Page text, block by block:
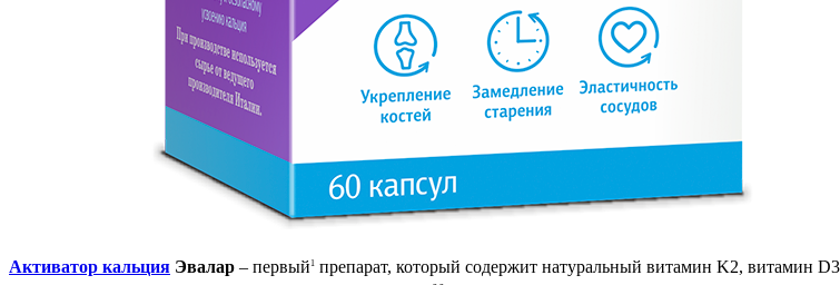
Активатор кальция Эвалар – первый 1
препарат, который содержит натуральный витамин K2, витамин